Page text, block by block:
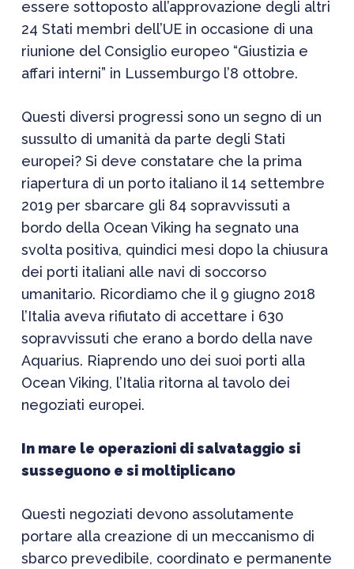
essere sottoposto all’approvazione degli altri
24 Stati membri dell’UE in occasione di una
riunione del Consiglio europeo “Giustizia e
affari interni” in Lussemburgo l’8 ottobre.
Questi diversi progressi sono un segno di un
sussulto di umanità da parte degli Stati
europei? Si deve constatare che la prima
riapertura di un porto italiano il 14 settembre
2019 per sbarcare gli 84 sopravvissuti a
bordo della Ocean Viking ha segnato una
svolta positiva, quindici mesi dopo la chiusura
dei porti italiani alle navi di soccorso
umanitario. Ricordiamo che il 9 giugno 2018
l’Italia aveva rifiutato di accettare i 630
sopravvissuti che erano a bordo della nave
Aquarius. Riaprendo uno dei suoi porti alla
Ocean Viking, l’Italia ritorna al tavolo dei
negoziati europei.
In mare le operazioni di salvataggio si
susseguono e si moltiplicano
Questi negoziati devono assolutamente
portare alla creazione di un meccanismo di
sbarco prevedibile, coordinato e permanente